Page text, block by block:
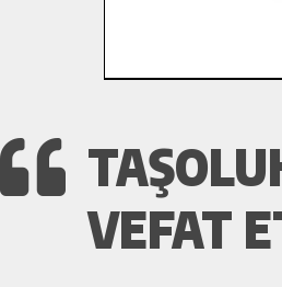
VEFAT